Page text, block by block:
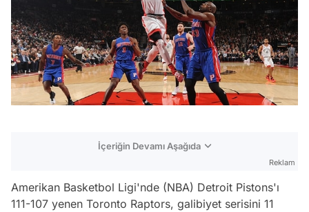
İçeriğin Devamı Aşağıda
Reklam
Amerikan Basketbol Ligi'nde (NBA) Detroit Pistons'ı
111-107 yenen Toronto Raptors, galibiyet serisini 11